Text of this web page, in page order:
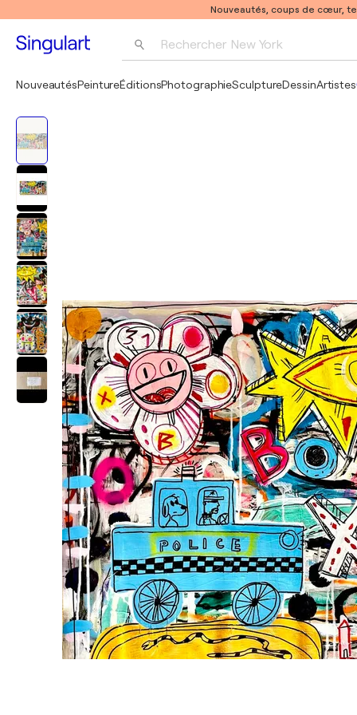
Nouveautés, coups de cœur,
Rechercher New York
NouveautésPeintureÉditionsPhotographieSculptureDessinArtistes